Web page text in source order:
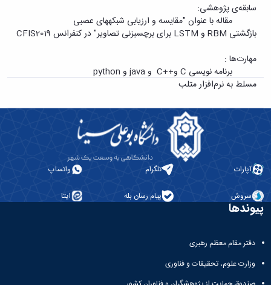
سابقه‌ی پژوهشی:
مقاله با عنوان "مقایسه و ارزیابی شبکه­های عصبی
بازگشتی RBM و LSTM برای برچسب­زنی تصاویر" در کنفرانس CFIS2019
مهارت‌ها :
برنامه نویسی C وC++ و java و python
مسلط به نرم‌افزار متلب
آپارات تلگرام واتساپ
سروش پیام رسان بله ایتا
پیوندها
دفتر مقام معظم رهبری
وزارت علوم، تحقیقات و فناوری